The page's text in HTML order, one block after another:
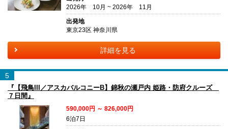
2026年 10月 ~ 2026年 11月
出発地
東京23区 神奈川県
詳細を見る
5
『【飛鳥III／アスカバルコニーB】錦秋の瀬戸内 姫路・防府クルーズ
７日間』
590,000円 ～ 826,000円
6泊7日